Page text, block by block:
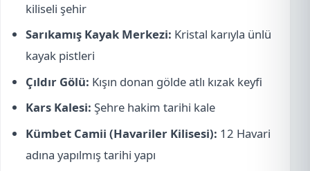
kiliseli şehir
Sarıkamış Kayak Merkezi: Kristal karıyla ünlü
kayak pistleri
Çıldır Gölü: Kışın donan gölde atlı kızak keyfi
Kars Kalesi: Şehre hakim tarihi kale
Kümbet Camii (Havariler Kilisesi): 12 Havari
adına yapılmış tarihi yapı